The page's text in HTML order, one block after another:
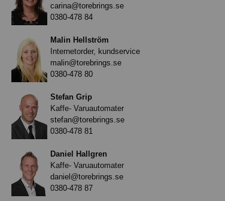
carina@torebrings.se
0380-478 84
Malin Hellström
Internetorder, kundservice
malin@torebrings.se
0380-478 80
Stefan Grip
Kaffe- Varuautomater
stefan@torebrings.se
0380-478 81
Daniel Hallgren
Kaffe- Varuautomater
daniel@torebrings.se
0380-478 87